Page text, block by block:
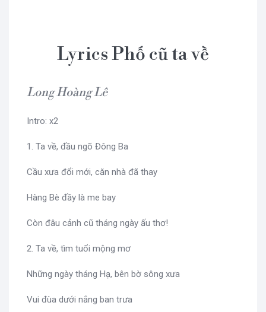
Lyrics Phố cũ ta về
Long Hoàng Lê
Intro: x2
1. Ta về, đầu ngõ Đông Ba
Cầu xưa đổi mới, căn nhà đã thay
Hàng Bè đầy là me bay
Còn đâu cảnh cũ tháng ngày ấu thơ!
2. Ta về, tìm tuổi mộng mơ
Những ngày tháng Hạ, bên bờ sông xưa
Vui đùa dưới nắng ban trưa